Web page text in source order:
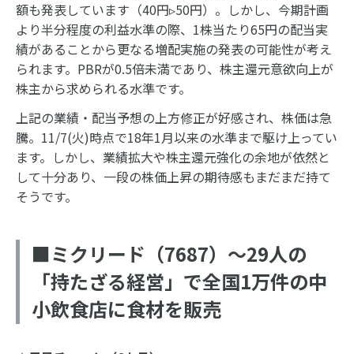
額も発表しています（40円▹50円）。しかし、今期計画
より半分程度の利益水準の際、1株当たり65円の配当実
績があることから更なる増配実施の発表の可能性が考え
られます。PBRが0.5倍未満であり、株主還元意欲向上が
株主から求められる水準です。
上記の業績・配当予想の上方修正が好感され、株価は急
騰。11/7(火)時点で18年1月以来の水準まで駆け上ってい
ます。しかし、業績拡大や株主還元強化の余地が依然と
して十分あり、一段の株価上昇の期待感もまだまだ持て
そうです。
■ミクリード（7687）～29人の
「持たざる経営」で全国1万件の中
小飲食店に食材を販売